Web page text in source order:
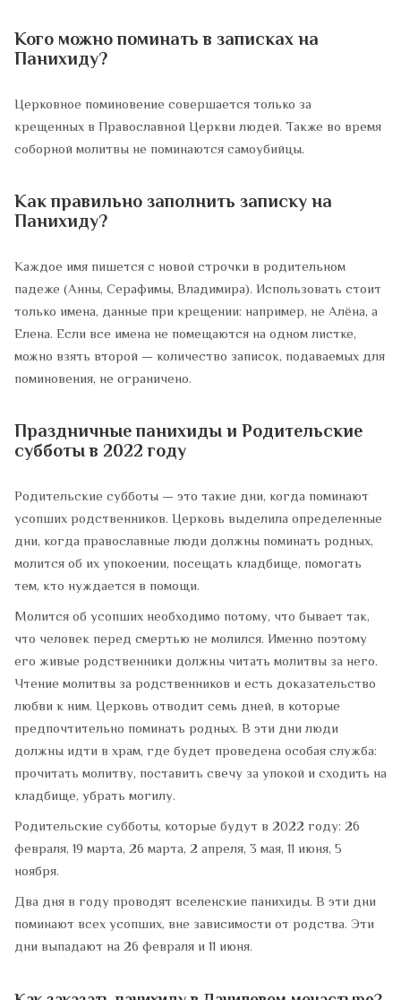
Кого можно поминать в записках на
Панихиду?
Церковное поминовение совершается только за
крещенных в Православной Церкви людей. Также во время
соборной молитвы не поминаются самоубийцы.
Как правильно заполнить записку на
Панихиду?
Каждое имя пишется с новой строчки в родительном
падеже (Анны, Серафимы, Владимира). Использовать стоит
только имена, данные при крещении: например, не Алёна, а
Елена. Если все имена не помещаются на одном листке,
можно взять второй — количество записок, подаваемых для
поминовения, не ограничено.
Праздничные панихиды и Родительские
субботы в 2022 году
Родительские субботы — это такие дни, когда поминают
усопших родственников. Церковь выделила определенные
дни, когда православные люди должны поминать родных,
молится об их упокоении, посещать кладбище, помогать
тем, кто нуждается в помощи.
Молится об усопших необходимо потому, что бывает так,
что человек перед смертью не молился. Именно поэтому
его живые родственники должны читать молитвы за него.
Чтение молитвы за родственников и есть доказательство
любви к ним. Церковь отводит семь дней, в которые
предпочтительно поминать родных. В эти дни люди
должны идти в храм, где будет проведена особая служба:
прочитать молитву, поставить свечу за упокой и сходить на
кладбище, убрать могилу.
Родительские субботы, которые будут в 2022 году: 26
февраля, 19 марта, 26 марта, 2 апреля, 3 мая, 11 июня, 5
ноября.
Два дня в году проводят вселенские панихиды. В эти дни
поминают всех усопших, вне зависимости от родства. Эти
дни выпадают на 26 февраля и 11 июня.